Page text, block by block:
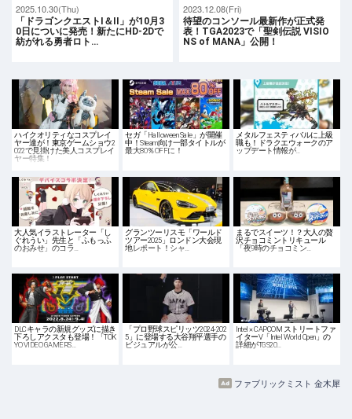
2025.10.30(Thu)
「ドラゴンクエストI＆II」が10月3
0日についに発売！新たにHD-2Dで
紡がれる勇者ロト…
2023.12.08(Fri)
待望のコンソール最新作が正式発
表！TGA2023で「聖剣伝説 VISIO
NS of MANA」公開！
ハイクオリティなコスプレイ
ヤー達が！東京ゲームショウ2
022で見掛けた美人コスプレイ
ヤー特集！
セガ「Halloween Sale」が開催
中！Steam向け一部タイトルが
最大80％OFFに！
メタルフェスティバルに上級
職も！ドラクエウォークのア
ップデート情報が…
大人気イラストレーター「し
ぐれうい」先生と「ふもっふ
のおみせ」のコラ…
グランツーリスモ「ワールド
ツアー2025」ロンドン大会現
地レポート！シャ…
まるでスイーツ！？大人の贅
沢チョコミントリキュール
「夜9時のチョコミン…
DLCキャラの新規グッズに描き
下ろしアクスタも登場！「TOK
YO VIDEO GAMERS…
「プロ野球スピリッツ2024-202
5」に登場する大谷翔平選手の
ビジュアルが公…
Intel × CAPCOM ストリートファ
イターV「Intel World Open」の
詳細がTGS20…
ファブリックミスト 金木犀